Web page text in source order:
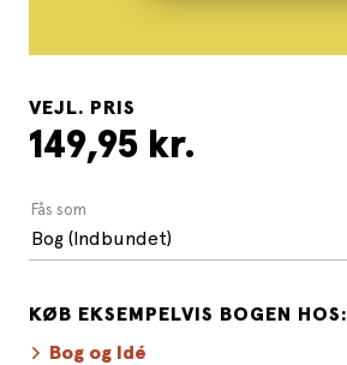
VEJL. PRIS
149,95 kr.
Fås som
Bog (Indbundet)
KØB EKSEMPELVIS BOGEN HOS:
Bog og Idé